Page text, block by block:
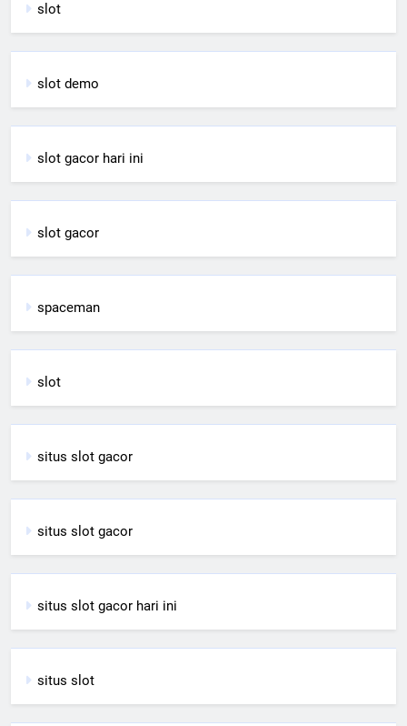
slot
slot demo
slot gacor hari ini
slot gacor
spaceman
slot
situs slot gacor
situs slot gacor
situs slot gacor hari ini
situs slot